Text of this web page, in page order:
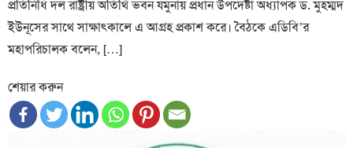
প্রতিনিধি দল রাষ্ট্রীয় অতিথি ভবন যমুনায় প্রধান উপদেষ্টা অধ্যাপক ড. মুহম্মদ
ইউনূসের সাথে সাক্ষাৎকালে এ আগ্রহ প্রকাশ করে। বৈঠকে এডিবি’র
মহাপরিচালক বলেন, […]
শেয়ার করুন